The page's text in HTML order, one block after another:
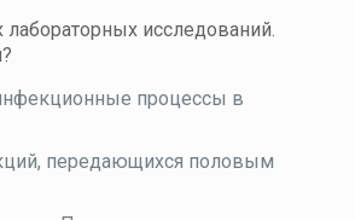
исследований.
процессы в
передающихся половым